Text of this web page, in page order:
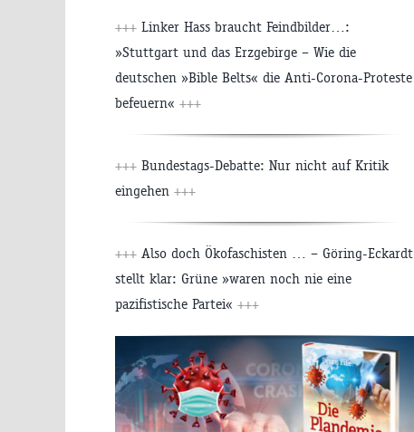
+++ Linker Hass braucht Feindbilder…:
»Stuttgart und das Erzgebirge – Wie die
deutschen »Bible Belts« die Anti-Corona-Proteste
befeuern« +++
+++ Bundestags-Debatte: Nur nicht auf Kritik
eingehen +++
+++ Also doch Ökofaschisten … – Göring-Eckardt
stellt klar: Grüne »waren noch nie eine
pazifistische Partei« +++